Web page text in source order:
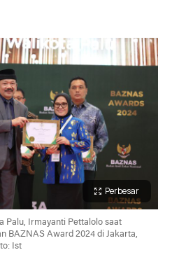
Perbesar
Palu, Irmayanti Pettalolo saat
BAZNAS Award 2024 di Jakarta,
Ist